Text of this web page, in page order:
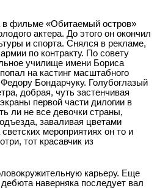
фильме «Обитаемый остров»
актера. До этого он окончил
и спорта. Снялся в рекламе,
по контракту. По совету
училище имени Бориса
на кастинг масштабного
Бондарчуку. Голубоглазый
добрая, чуть застенчивая
первой части дилогии в
ли не все девочки страны,
заваливая цветами
мероприятиях он то и
тот красавчик из
карьеру. Еще
наверняка последует вал